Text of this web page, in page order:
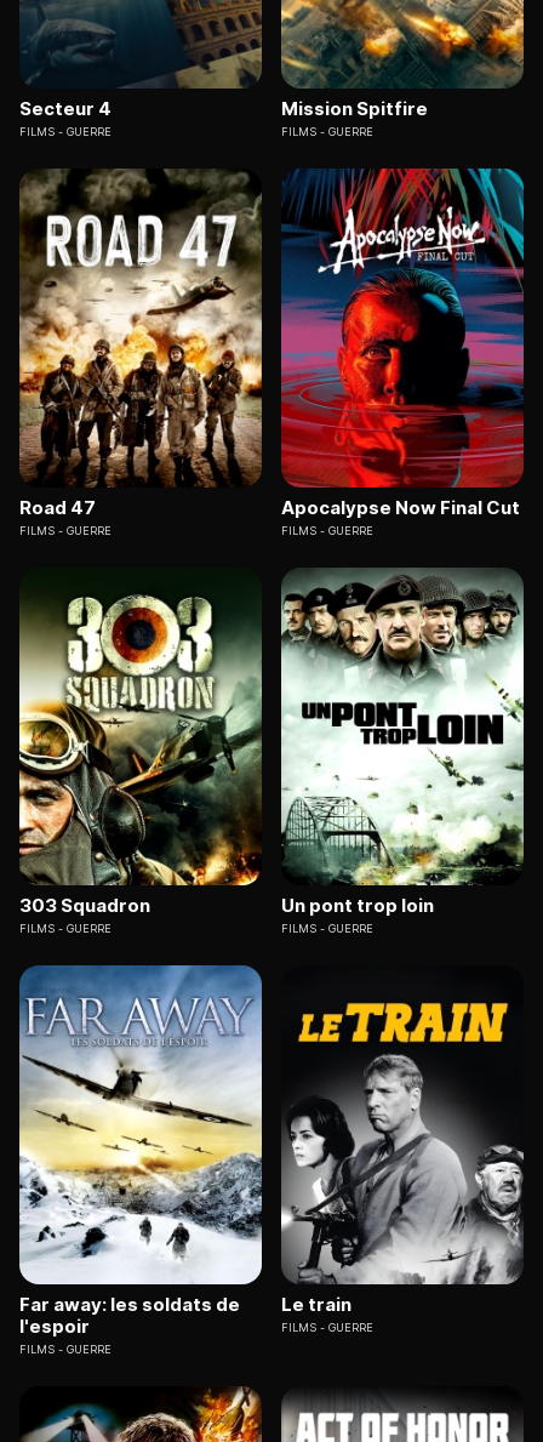
Secteur 4
FILMS GUERRE
Mission Spitfire
FILMS GUERRE
Road 47
FILMS GUERRE
Apocalypse Now Final Cut
FILMS GUERRE
303 Squadron
FILMS GUERRE
Un pont trop loin
FILMS GUERRE
Far away: les soldats de
l'espoir
FILMS GUERRE
Le train
FILMS GUERRE